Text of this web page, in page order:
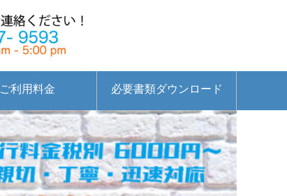
ご利用料金 必要書類ダウンロード